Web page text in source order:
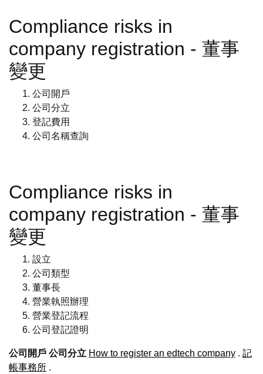
Compliance risks in
company registration - 董事
變更
公司開戶
公司分立
登記費用
公司名稱查詢
Compliance risks in
company registration - 董事
變更
設立
公司類型
董事長
營業執照辦理
營業登記流程
公司登記證明
公司開戶 公司分立 How to register an edtech company . 記
帳事務所 .